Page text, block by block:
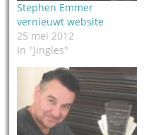
Stephen Emmer
vernieuwt website
25 mei 2012
In "Jingles"